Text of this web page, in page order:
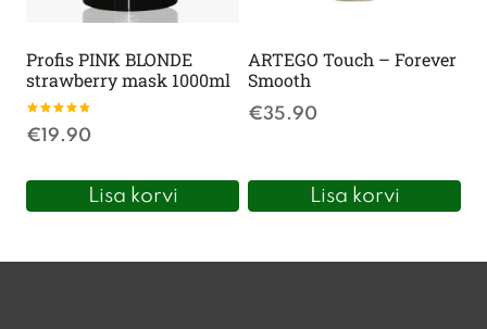
Profis PINK BLONDE
strawberry mask 1000ml
Hinnanguga
5.00
€19.90
Lisa korvi
ARTEGO Touch – Forever
Smooth
€35.90
Lisa korvi